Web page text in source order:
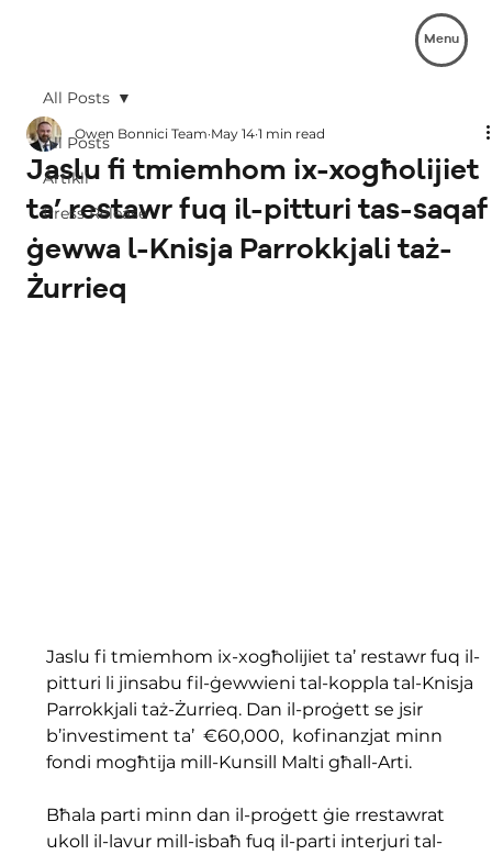
Menu
All Posts
Artikli
Press Release
All Posts
Jaslu fi tmiemhom ix-xogħolijiet
ta’ restawr fuq il-pitturi tas-saqaf
ġewwa l-Knisja Parrokkjali taż-
Żurrieq
Owen Bonnici Team May 14 1 min read
Jaslu fi tmiemhom ix-xogħolijiet ta’ restawr fuq il-
pitturi li jinsabu fil-ġewwieni tal-koppla tal-Knisja
Parrokkjali taż-Żurrieq. Dan il-proġett se jsir
b’investiment ta’  €60,000,  kofinanzjat minn
fondi mogħtija mill-Kunsill Malti għall-Arti.
Bħala parti minn dan il-proġett ġie rrestawrat
ukoll il-lavur mill-isbaħ fuq il-parti interjuri tal-